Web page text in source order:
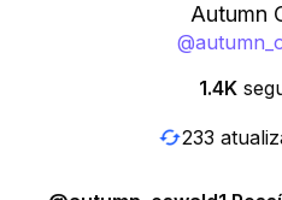
Autumn
@
1.4K
233